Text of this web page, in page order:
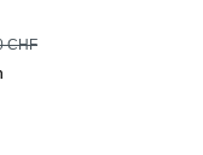
CHF